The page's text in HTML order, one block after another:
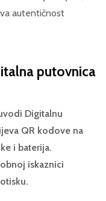
autentičnost
putovnica
Digitalnu
QR kodove na
i baterija.
iskaznici